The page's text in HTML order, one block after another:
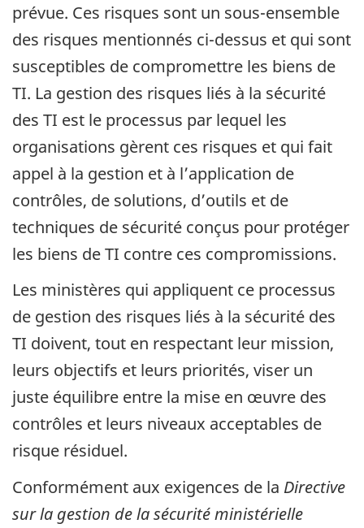
prévue. Ces risques sont un sous-ensemble
des risques mentionnés ci-dessus et qui sont
susceptibles de compromettre les biens de
TI. La gestion des risques liés à la sécurité
des TI est le processus par lequel les
organisations gèrent ces risques et qui fait
appel à la gestion et à l’application de
contrôles, de solutions, d’outils et de
techniques de sécurité conçus pour protéger
les biens de TI contre ces compromissions.
Les ministères qui appliquent ce processus
de gestion des risques liés à la sécurité des
TI doivent, tout en respectant leur mission,
leurs objectifs et leurs priorités, viser un
juste équilibre entre la mise en œuvre des
contrôles et leurs niveaux acceptables de
risque résiduel.
Conformément aux exigences de la Directive
sur la gestion de la sécurité ministérielle